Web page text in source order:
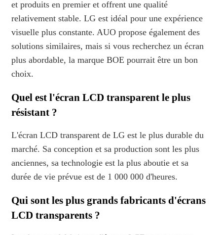
et produits en premier et offrent une qualité
relativement stable. LG est idéal pour une expérience
visuelle plus constante. AUO propose également des
solutions similaires, mais si vous recherchez un écran
plus abordable, la marque BOE pourrait être un bon
choix.
Quel est l'écran LCD transparent le plus
résistant ?
L'écran LCD transparent de LG est le plus durable du
marché. Sa conception et sa production sont les plus
anciennes, sa technologie est la plus aboutie et sa
durée de vie prévue est de 1 000 000 d'heures.
Qui sont les plus grands fabricants d'écrans
LCD transparents ?